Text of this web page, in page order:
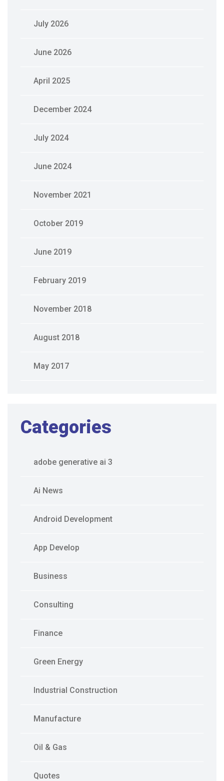
July 2026
June 2026
April 2025
December 2024
July 2024
June 2024
November 2021
October 2019
June 2019
February 2019
November 2018
August 2018
May 2017
Categories
adobe generative ai 3
Ai News
Android Development
App Develop
Business
Consulting
Finance
Green Energy
Industrial Construction
Manufacture
Oil & Gas
Quotes